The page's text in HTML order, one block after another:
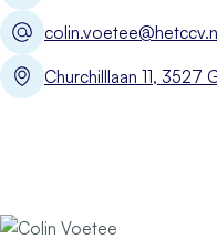
Churchilllaan 11, 3527